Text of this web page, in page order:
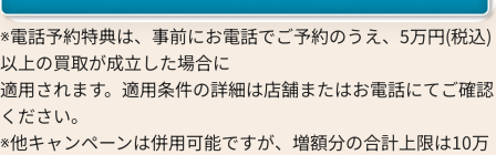
※電話予約特典は、事前にお電話でご予約のうえ、5万円(税込)
以上の買取が成立した場合に
適用されます。適用条件の詳細は店舗またはお電話にてご確認
ください。
※他キャンペーンは併用可能ですが、増額分の合計上限は10万